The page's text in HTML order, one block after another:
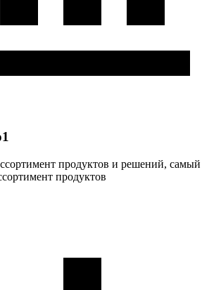
продуктов и решений, самый
продуктов